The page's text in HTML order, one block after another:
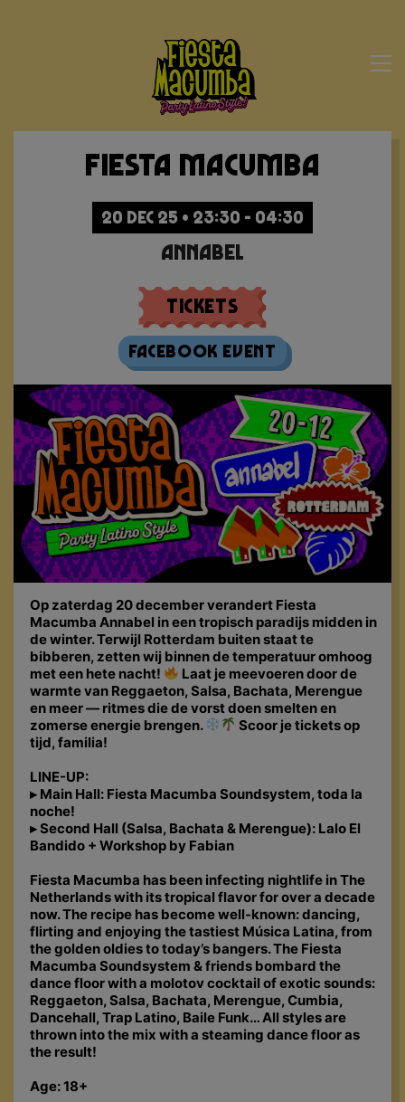
Fiesta Macumba
20 DEC 25 • 23:30 - 04:30
Annabel
Tickets
Facebook Event
Op zaterdag 20 december verandert Fiesta
Macumba Annabel in een tropisch paradijs midden in
de winter. Terwijl Rotterdam buiten staat te
bibberen, zetten wij binnen de temperatuur omhoog
met een hete nacht!
Laat je meevoeren door de
warmte van Reggaeton, Salsa, Bachata, Merengue
en meer — ritmes die de vorst doen smelten en
zomerse energie brengen.
Scoor je tickets op
tijd, familia!
LINE-UP:
▸ Main Hall: Fiesta Macumba Soundsystem, toda la
noche!
▸ Second Hall (Salsa, Bachata & Merengue): Lalo El
Bandido + Workshop by Fabian
Fiesta Macumba has been infecting nightlife in The
Netherlands with its tropical flavor for over a decade
now. The recipe has become well-known: dancing,
flirting and enjoying the tastiest Música Latina, from
the golden oldies to today’s bangers. The Fiesta
Macumba Soundsystem & friends bombard the
dance floor with a molotov cocktail of exotic sounds:
Reggaeton, Salsa, Bachata, Merengue, Cumbia,
Dancehall, Trap Latino, Baile Funk… All styles are
thrown into the mix with a steaming dance floor as
the result!
Age: 18+